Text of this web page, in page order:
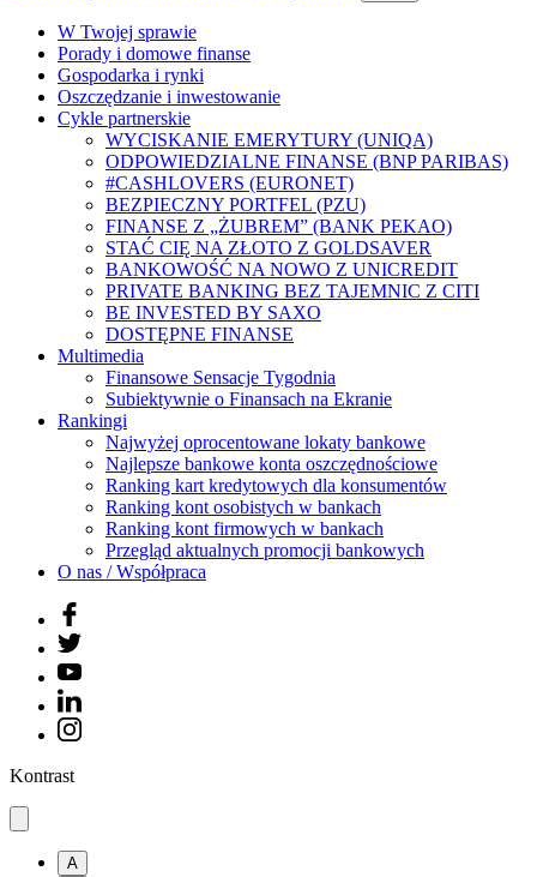
W Twojej sprawie
Porady i domowe finanse
Gospodarka i rynki
Oszczędzanie i inwestowanie
Cykle partnerskie
WYCISKANIE EMERYTURY (UNIQA)
ODPOWIEDZIALNE FINANSE (BNP PARIBAS)
#CASHLOVERS (EURONET)
BEZPIECZNY PORTFEL (PZU)
FINANSE Z „ŻUBREM” (BANK PEKAO)
STAĆ CIĘ NA ZŁOTO Z GOLDSAVER
BANKOWOŚĆ NA NOWO Z UNICREDIT
PRIVATE BANKING BEZ TAJEMNIC Z CITI
BE INVESTED BY SAXO
DOSTĘPNE FINANSE
Multimedia
Finansowe Sensacje Tygodnia
Subiektywnie o Finansach na Ekranie
Rankingi
Najwyżej oprocentowane lokaty bankowe
Najlepsze bankowe konta oszczędnościowe
Ranking kart kredytowych dla konsumentów
Ranking kont osobistych w bankach
Ranking kont firmowych w bankach
Przegląd aktualnych promocji bankowych
O nas / Współpraca
Kontrast
A